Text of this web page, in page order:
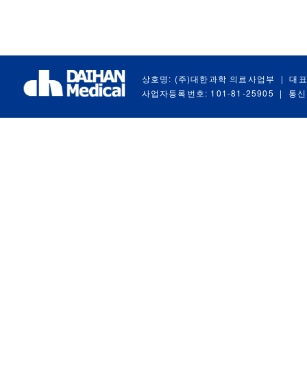
상호명: (주)대한과학 의료사업부 |
대
사업자등록번호: 101-81-25905
| 통